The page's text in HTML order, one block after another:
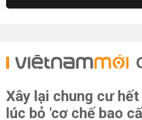
Xây lại chung cư
lúc bỏ 'cơ chế bao